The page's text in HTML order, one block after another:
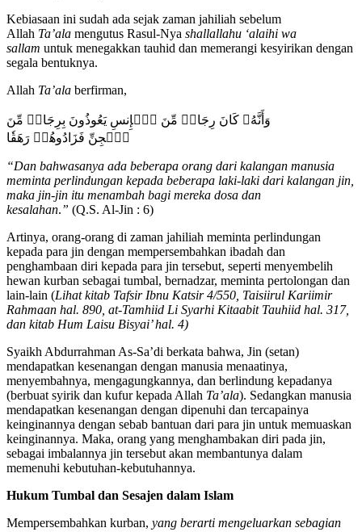
Kebiasaan ini sudah ada sejak zaman jahiliah sebelum
Allah Ta’ala mengutus Rasul-Nya shallallahu ‘alaihi wa
sallam untuk menegakkan tauhid dan memerangi kesyirikan dengan
segala bentuknya.
Allah Ta’ala berfirman,
وَأَنَّهُۥ كَانَ رِجَالٞ مِّنَ ٱلۡإِنسِ يَعُوذُونَ بِرِجَالٖ مِّنَ
ٱلۡجِنِّ فَزَادُوهُمۡ رَهَقٗا
“Dan bahwasanya ada beberapa orang dari kalangan manusia
meminta perlindungan kepada beberapa laki-laki dari kalangan jin,
maka jin-jin itu menambah bagi mereka dosa dan
kesalahan.” (Q.S. Al-Jin : 6)
Artinya, orang-orang di zaman jahiliah meminta perlindungan
kepada para jin dengan mempersembahkan ibadah dan
penghambaan diri kepada para jin tersebut, seperti menyembelih
hewan kurban sebagai tumbal, bernadzar, meminta pertolongan dan
lain-lain (Lihat kitab Tafsir Ibnu Katsir4/550, Taisiirul Kariimir
Rahmaan hal. 890, at-Tamhiid Li Syarhi Kitaabit Tauhiid hal. 317,
dan kitab Hum Laisu Bisyai’ hal. 4)
Syaikh Abdurrahman As-Sa’di berkata bahwa, Jin (setan)
mendapatkan kesenangan dengan manusia menaatinya,
menyembahnya, mengagungkannya, dan berlindung kepadanya
(berbuat syirik dan kufur kepada Allah Ta’ala). Sedangkan manusia
mendapatkan kesenangan dengan dipenuhi dan tercapainya
keinginannya dengan sebab bantuan dari para jin untuk memuaskan
keinginannya. Maka, orang yang menghambakan diri pada jin,
sebagai imbalannya jin tersebut akan membantunya dalam
memenuhi kebutuhan-kebutuhannya.
Hukum Tumbal dan Sesajen dalam Islam
Mempersembahkan kurban, yang berarti mengeluarkan sebagian